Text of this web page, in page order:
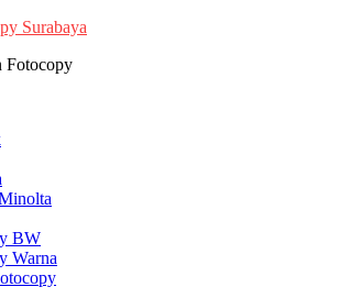
Surabaya
Fotocopy
BW
Warna